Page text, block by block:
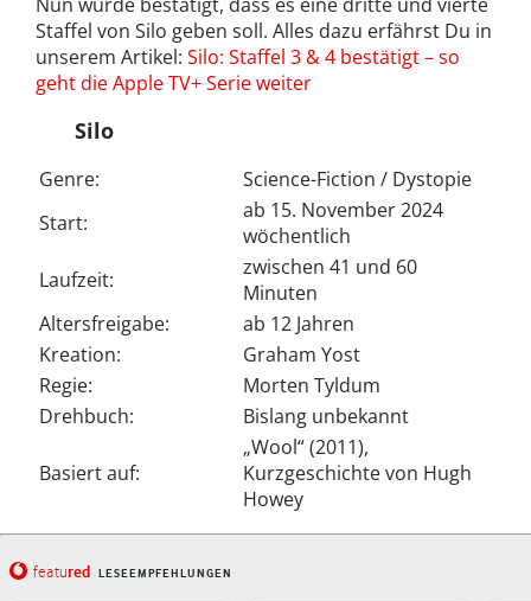
Staffel von Silo geben soll. Alles dazu erfährst Du in
unserem Artikel: Silo: Staffel 3 & 4 bestätigt – so
geht die Apple TV+ Serie weiter
Silo
Genre:
Science-Fiction / Dystopie
Start:
ab 15. November 2024
wöchentlich
Laufzeit:
zwischen 41 und 60
Minuten
Altersfreigabe:
ab 12 Jahren
Kreation:
Graham Yost
Regie:
Morten Tyldum
Drehbuch:
Bislang unbekannt
Basiert auf:
„Wool“ (2011),
Kurzgeschichte von Hugh
Howey
featured LESEEMPFEHLUNGEN